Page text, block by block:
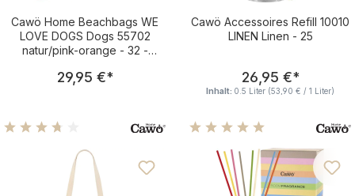
Cawö Home Beachbags WE
LOVE DOGS Dogs 55702
natur/pink-orange - 32 -
Regulärer Preis:
29,95 €*
Cawö Accessoires Refill 10010
LINEN Linen - 25
Regulärer
26,95 €*
Inhalt: 0.5 Liter (53,90 € / 1 Liter)
Durchschnittliche Bewertung von 3.75 von 5 Sternen
Durchschnittliche